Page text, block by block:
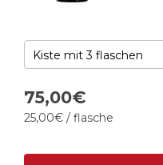
75,00€
25,00€ / flasche